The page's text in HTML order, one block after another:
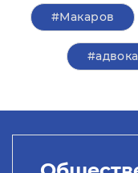
#Макаров